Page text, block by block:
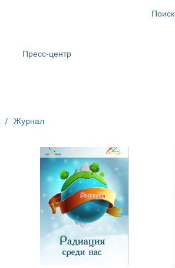
Пресс-центр
/ Журнал